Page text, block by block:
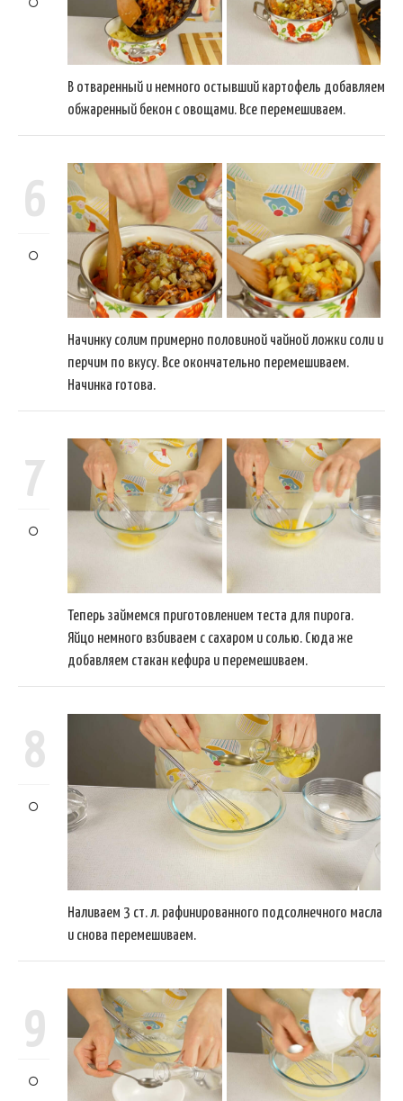
В отваренный и немного остывший картофель добавляем
обжаренный бекон с овощами. Все перемешиваем.
6
Начинку солим примерно половиной чайной ложки соли и
перчим по вкусу. Все окончательно перемешиваем.
Начинка готова.
7
Теперь займемся приготовлением теста для пирога.
Яйцо немного взбиваем с сахаром и солью. Сюда же
добавляем стакан кефира и перемешиваем.
8
Наливаем 3 ст. л. рафинированного подсолнечного масла
и снова перемешиваем.
9